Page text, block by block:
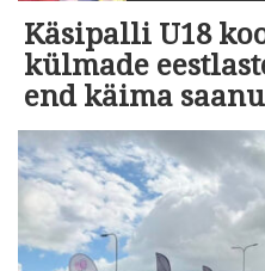
Käsipalli U18
külmade
end käima